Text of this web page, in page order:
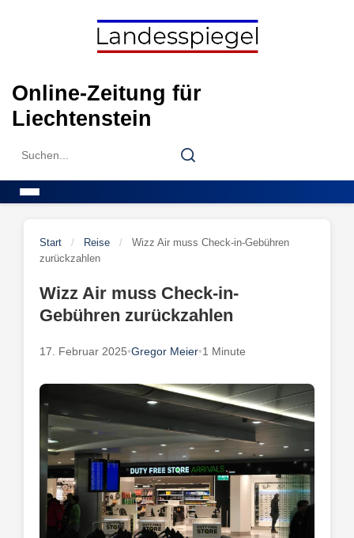
Online-Zeitung für
Liechtenstein
Search
Search
Start / Reise /
Wizz Air muss Check-in-Gebühren
zurückzahlen
Wizz Air muss Check-in-
Gebühren zurückzahlen
17. Februar 2025•Gregor Meier•1 Minute